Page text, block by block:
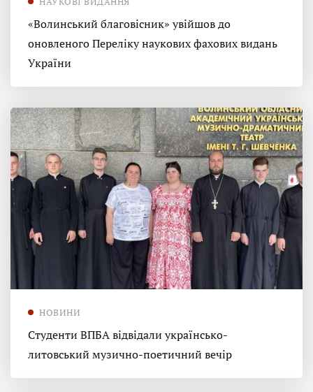
«Волинський благовісник» увійшов до
оновленого Переліку наукових фахових видань
України
НОВИНИ
Студенти ВПБА відвідали українсько-
литовський музично-поетичний вечір